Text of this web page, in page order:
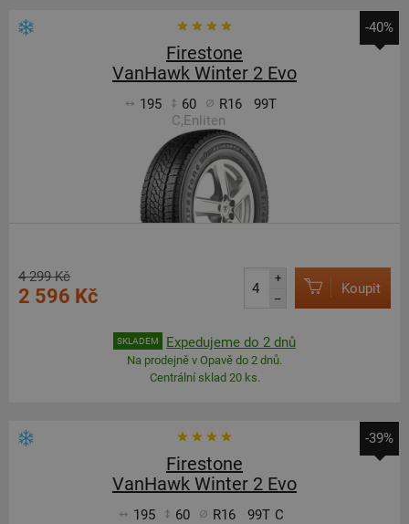
-40%
Firestone
VanHawk Winter 2 Evo
195 60 R16
99T
C,Enliten
4 299 Kč
2 596 Kč
+
–
Koupit
SKLADEM Expedujeme do 2 dnů
Na prodejně v Opavě do 2 dnů.
Centrální sklad 20 ks.
-39%
Firestone
VanHawk Winter 2 Evo
195 60 R16 99T C